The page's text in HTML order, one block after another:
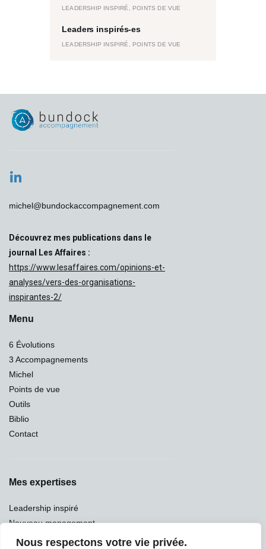
Nous respectons votre vie privée.
LEADERSHIP INSPIRÉ, POINTS DE VUE
Leaders inspirés-es
LEADERSHIP INSPIRÉ, POINTS DE VUE
michel@bundockaccompagnement.com
Découvrez mes publications dans le
journal Les Affaires :
https://www.lesaffaires.com/opinions-et-
analyses/vers-des-organisations-
inspirantes-2/
Menu
6 Évolutions
3 Accompagnements
Michel
Points de vue
Outils
Biblio
Contact
Mes expertises
Leadership inspiré
Nouveau management
Orientations stratégiques